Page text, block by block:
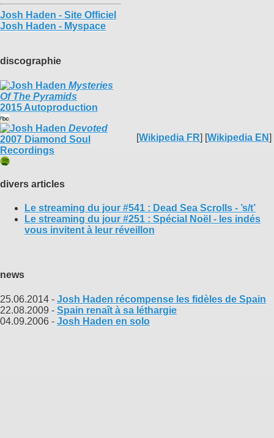
[Wikipedia FR] [Wikipedia EN]
Josh Haden - Site Officiel
Josh Haden - Myspace
discographie
Mysteries
Of The Pyramids
2015 Autoproduction
Devoted
2007 Diamond Soul
Recordings
divers articles
Le streaming du jour #541 : Dead Sea Scrolls - ’s/t’
Le streaming du jour #251 : Spécial Noël - les indés
vous invitent à leur réveillon
news
25.06.2014 - Josh Haden récompense les fidèles de Spain
22.08.2009 - Spain renaît à sa léthargie
04.09.2006 - Josh Haden en solo